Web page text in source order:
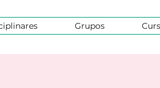
Grupos